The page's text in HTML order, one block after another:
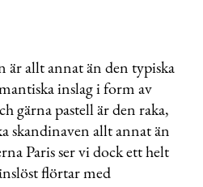
är allt annat än den typiska
inslag i form av
gärna pastell är den raka,
skandinaven allt annat än
Paris ser vi dock ett helt
flörtar med